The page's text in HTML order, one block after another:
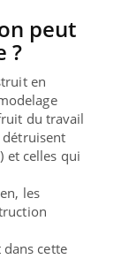
peut
?
en
du travail
détruisent
et celles qui
les
cette